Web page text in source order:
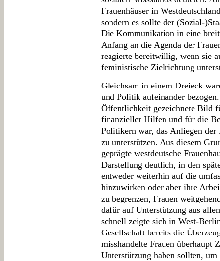
Frauenhäuser in
sondern es sollte der (Sozial-
Die Kommunikation in eine
Anfang an die Agenda der
reagierte bereitwillig, wenn sie
feministische Zielrichtung
Gleichsam in einem Dreieck
und Politik aufeinander
Öffentlichkeit gezeichnete Bild
finanzieller Hilfen und für die
Politikern war, das Anliegen der
zu unterstützen. Aus diesem
geprägte westdeutsche
Darstellung deutlich, in den
entweder weiterhin auf die
hinzuwirken oder aber ihre
zu begrenzen, Frauen
dafür auf Unterstützung aus
schnell zeigte sich in West-
Gesellschaft bereits die
misshandelte Frauen überhaupt
Unterstützung haben sollten,